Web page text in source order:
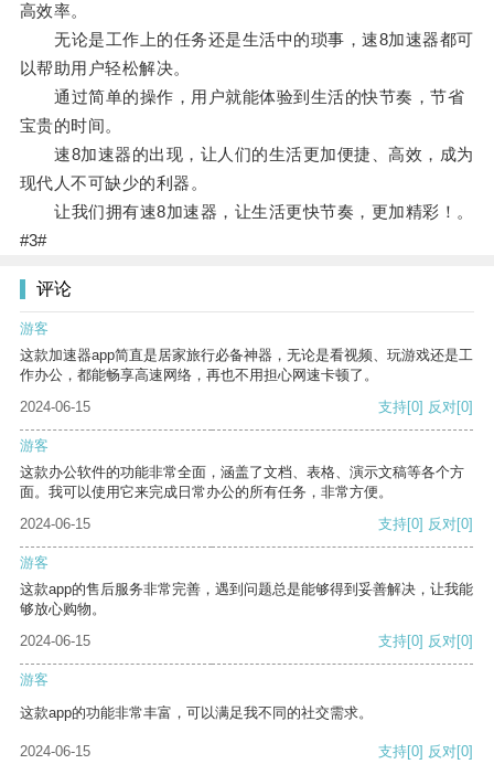
高效率。
无论是工作上的任务还是生活中的琐事，速8加速器都可
以帮助用户轻松解决。
通过简单的操作，用户就能体验到生活的快节奏，节省
宝贵的时间。
速8加速器的出现，让人们的生活更加便捷、高效，成为
现代人不可缺少的利器。
让我们拥有速8加速器，让生活更快节奏，更加精彩！。
#3#
评论
游客
这款加速器app简直是居家旅行必备神器，无论是看视频、玩游戏还是工
作办公，都能畅享高速网络，再也不用担心网速卡顿了。
2024-06-15
支持[0] 反对[0]
游客
这款办公软件的功能非常全面，涵盖了文档、表格、演示文稿等各个方
面。我可以使用它来完成日常办公的所有任务，非常方便。
2024-06-15
支持[0] 反对[0]
游客
这款app的售后服务非常完善，遇到问题总是能够得到妥善解决，让我能
够放心购物。
2024-06-15
支持[0] 反对[0]
游客
这款app的功能非常丰富，可以满足我不同的社交需求。
2024-06-15 支持[0] 反对[0]